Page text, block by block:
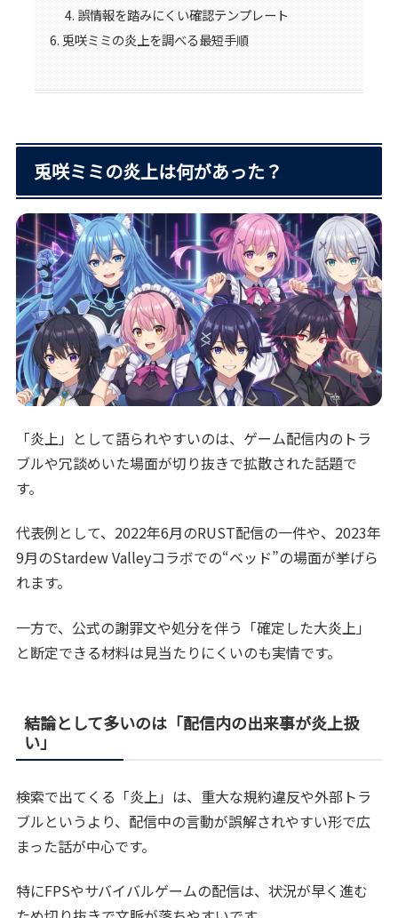
誤情報を踏みにくい確認テンプレート
兎咲ミミの炎上を調べる最短手順
兎咲ミミの炎上は何があった？
「炎上」として語られやすいのは、ゲーム配信内のトラ
ブルや冗談めいた場面が切り抜きで拡散された話題で
す。
代表例として、2022年6月のRUST配信の一件や、2023年
9月のStardew Valleyコラボでの“ベッド”の場面が挙げら
れます。
一方で、公式の謝罪文や処分を伴う「確定した大炎上」
と断定できる材料は見当たりにくいのも実情です。
結論として多いのは「配信内の出来事が炎上扱
い」
検索で出てくる「炎上」は、重大な規約違反や外部トラ
ブルというより、配信中の言動が誤解されやすい形で広
まった話が中心です。
特にFPSやサバイバルゲームの配信は、状況が早く進む